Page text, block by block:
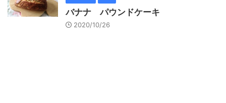
バナナ パウンドケーキ
2020/10/26